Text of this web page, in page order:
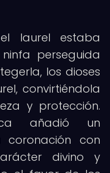
laurel estaba
perseguida
los dioses
convirtiéndola
y protección.
añadió un
con
divino y